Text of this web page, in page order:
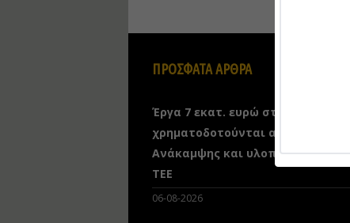
ΠΡΟΣΦΑΤΑ ΑΡΘΡΑ
Έργα 7 εκατ. ευρώ στη Λευκάδα
χρηματοδοτούνται από το Ταμείο
Ανάκαμψης και υλοποιούνται
ΤΕΕ
06-08-2026